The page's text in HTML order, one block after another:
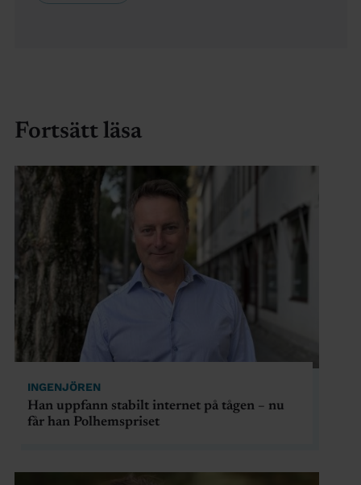
Fortsätt läsa
INGENJÖREN
Han uppfann stabilt internet på tågen – nu
får han Polhemspriset